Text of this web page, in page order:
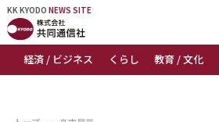
KK KYODO NEWS SITE
経済 / ビジネス くらし 教育 / 文化
KK KYODONEWS SITE
トップページ